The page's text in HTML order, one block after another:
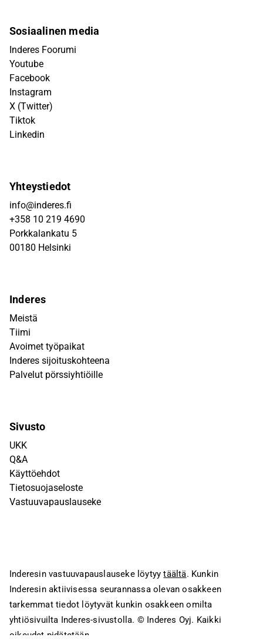
Sosiaalinen media
Inderes Foorumi
Youtube
Facebook
Instagram
X (Twitter)
Tiktok
Linkedin
Yhteystiedot
info@inderes.fi
+358 10 219 4690
Porkkalankatu 5
00180 Helsinki
Inderes
Meistä
Tiimi
Avoimet työpaikat
Inderes sijoituskohteena
Palvelut pörssiyhtiöille
Sivusto
UKK
Q&A
Käyttöehdot
Tietosuojaseloste
Vastuuvapauslauseke
Inderesin vastuuvapauslauseke löytyytäältä. Kunkin
Inderesin aktiivisessa seurannassa olevan osakkeen
tarkemmat tiedot löytyvät kunkin osakkeen omilta
yhtiösivuilta Inderes-sivustolla. © Inderes Oyj. Kaikki
oikeudet pidätetään.